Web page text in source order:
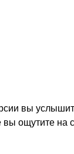
вы
ощутите на